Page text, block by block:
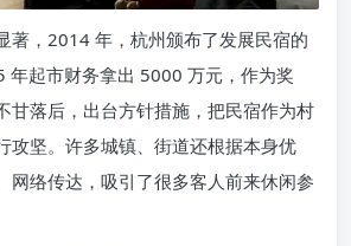
著，2014 年，杭州颁布了发展民宿的
年起市财务拿出 5000 万元，作为奖
甘落后，出台方针措施，把民宿作为村
攻坚。许多城镇、街道还根据本身优
网络传达，吸引了很多客人前来休闲参